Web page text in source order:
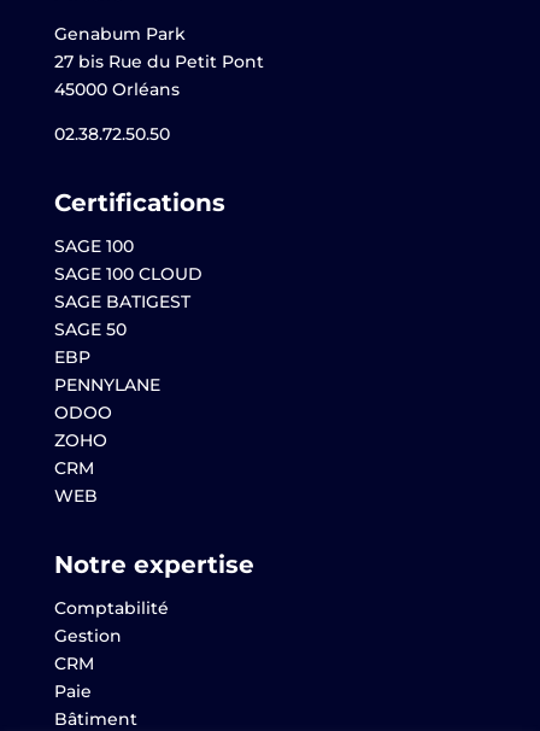
Genabum Park
27 bis Rue du Petit Pont
45000 Orléans
02.38.72.50.50
Certifications
SAGE 100
SAGE 100 CLOUD
SAGE BATIGEST
SAGE 50
EBP
PENNYLANE
ODOO
ZOHO
CRM
WEB
Notre expertise
Comptabilité
Gestion
CRM
Paie
Bâtiment